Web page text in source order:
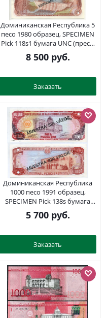
Доминиканская Республика 5
песо 1980 образец, SPECIMEN
Pick 118s1 бумага UNC (пресс)
451-694-1
8 500руб.
Заказать
Доминиканская Республика
1000 песо 1991 образец,
SPECIMEN Pick 138s бумага
UNC (пресс) 451-231-3
5 700руб.
Заказать